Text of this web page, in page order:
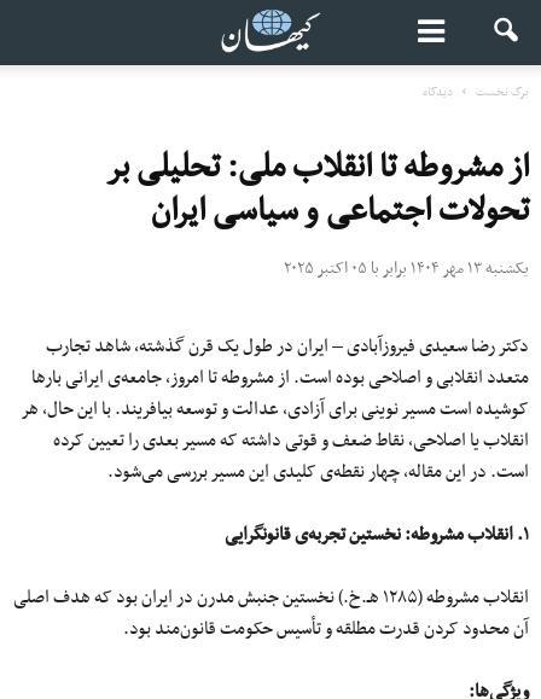
برگ نخست دیدگاه
از مشروطه تا انقلاب ملی: تحلیلی بر
تحولات اجتماعی و سیاسی ایران
یکشنبه ۱۳ مهر ۱۴۰۴ برابر با ۰۵ اکتبر ۲۰۲۵
دکتر رضا سعیدی فیروزآبادی – ایران در طول یک قرن گذشته، شاهد تجارب
متعدد انقلابی و اصلاحی بوده است. از مشروطه تا امروز، جامعه‌ی ایرانی بارها
کوشیده است مسیر نوینی برای آزادی، عدالت و توسعه بیافریند. با این حال، هر
انقلاب یا اصلاحی، نقاط ضعف و قوتی داشته که مسیر بعدی را تعیین کرده
است. در این مقاله، چهار نقطه‌ی کلیدی این مسیر بررسی می‌شود.
۱. انقلاب مشروطه: نخستین تجربه‌ی قانونگرایی
انقلاب مشروطه (۱۲۸۵ هـ.خ.) نخستین جنبش مدرن در ایران بود که هدف اصلی
آن محدود کردن قدرت مطلقه و تأسیس حکومت قانون‌مند بود.
ویژگی‌ها: